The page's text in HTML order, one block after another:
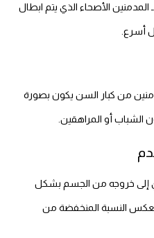
الأصحاء الذي يتم ابطال
أسرع.
من كبار السن يكون بصورة
الشباب أو المراهقين.
إلى خروجه من الجسم بشكل
النسبة المنخفضة من